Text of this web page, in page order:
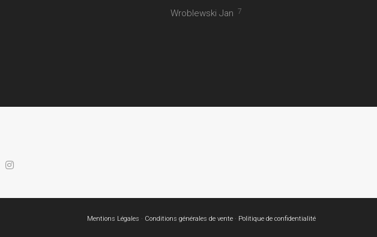
Wroblewski Jan 7
Mentions Légales · Conditions générales de vente · Politique de confidentialité